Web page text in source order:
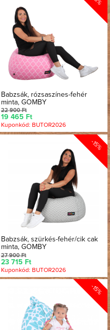
Babzsák, rózsaszínes-fehér
minta, GOMBY
22 900 Ft
19 465 Ft
Kuponkód: BUTOR2026
-15%
Babzsák, szürkés-fehér/cik cak
minta, GOMBY
27 900 Ft
23 715 Ft
Kuponkód: BUTOR2026
-15%